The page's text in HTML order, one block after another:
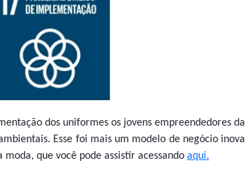
dos uniformes os jovens empreendedores da
Esse foi mais um modelo de negócio inova
que você pode assistir acessando aqui.